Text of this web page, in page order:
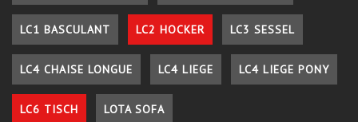
LC1 BASCULANT LC2 HOCKER LC3 SESSEL
LC4 CHAISE LONGUE LC4 LIEGE LC4 LIEGE PONY
LC6 TISCH LOTA SOFA